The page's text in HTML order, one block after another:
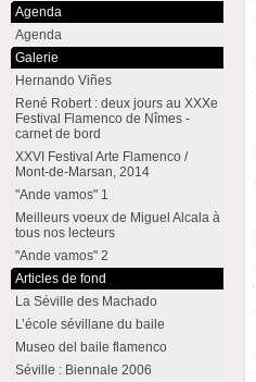
Agenda
Agenda
Galerie
Hernando Viñes
René Robert : deux jours au XXXe
Festival Flamenco de Nîmes -
carnet de bord
XXVI Festival Arte Flamenco /
Mont-de-Marsan, 2014
"Ande vamos" 1
Meilleurs voeux de Miguel Alcala à
tous nos lecteurs
"Ande vamos" 2
Articles de fond
La Séville des Machado
L’école sévillane du baile
Museo del baile flamenco
Séville : Biennale 2006